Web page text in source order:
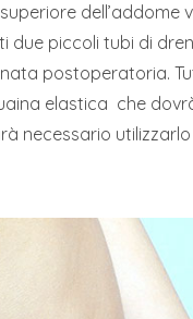
dell’addome
due piccoli tubi di
postoperatoria.
elastica che
necessario